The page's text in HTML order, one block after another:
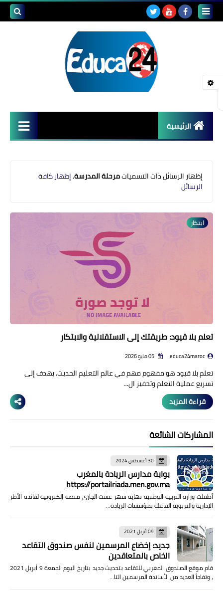
الرئيسية
قضايا تربوية
مشاكل التعليم
منوعات إخبارية
مواضيع تربوية
وثائق تربوية
الشؤون الاجتماعية لأسرة
التعليم
‏إظهار الرسائل ذات التسمياتمرحلة المدرسة.إظهار كافة
الرسائل
ابتكار
تعلم بلا قيود: طريقتك إلى الاستقلالية والابتكار
educa24maroc
تعلم بلا قيود هو مفهوم مهم في عالم التعليم الحديث. يهدف إلى
تسريع عملية التعلم وتحفيز ال…
قراءة المزيد
المشاركات الشائعة
30 أغسطس 2024
بوابة مدارس الريادة بالمغرب
https://portailriada.men.gov.ma
أطقلت وزارة التربية الوطنية نهاية شهر غشت الجاري منصة إلكترونية لفائدة الأطر
الإدارية والتربوية الفاعلة بمؤسسات الريادة…
09 أبريل 2021
جديد: إخضاع المرسمين لنفس صندوق التقاعد
الخاص بالمتعاقدين
قام موقع الصندوق المغربي للتقاعد بتحديث جديد بتاريخ اليوم الجمعة 9 أبريل 2021
، وتفاجأ العديد من الأساتذة المرسمين التا…